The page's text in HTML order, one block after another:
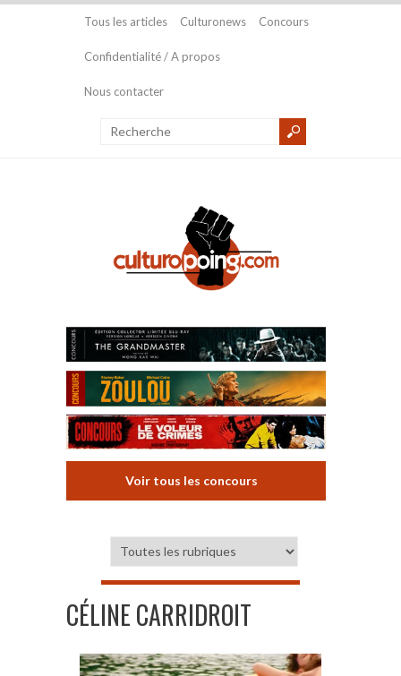
Tous les articles Culturonews Concours
Confidentialité / A propos
Nous contacter
Voir tous les concours
CÉLINE CARRIDROIT